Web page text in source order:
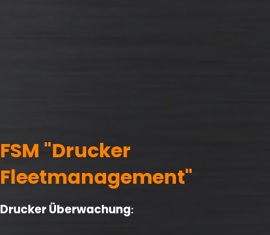
FSM "Drucker
Fleetmanagement"
Drucker Überwachung: